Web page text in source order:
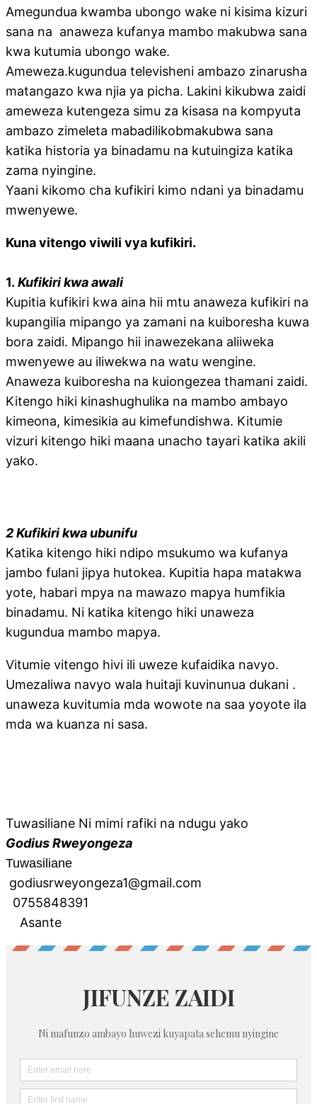
Amegundua kwamba ubongo wake ni kisima kizuri
sana na anaweza kufanya mambo makubwa sana
kwa kutumia ubongo wake.
Ameweza.kugundua televisheni ambazo zinarusha
matangazo kwa njia ya picha. Lakini kikubwa zaidi
ameweza kutengeza simu za kisasa na kompyuta
ambazo zimeleta mabadilikobmakubwa sana
katika historia ya binadamu na kutuingiza katika
zama nyingine.
Yaani kikomo cha kufikiri kimo ndani ya binadamu
mwenyewe.
Kuna vitengo viwili vya kufikiri.
1. Kufikiri kwa awali
Kupitia kufikiri kwa aina hii mtu anaweza kufikiri na
kupangilia mipango ya zamani na kuiboresha kuwa
bora zaidi. Mipango hii inawezekana aliiweka
mwenyewe au iliwekwa na watu wengine.
Anaweza kuiboresha na kuiongezea thamani zaidi.
Kitengo hiki kinashughulika na mambo ambayo
kimeona, kimesikia au kimefundishwa. Kitumie
vizuri kitengo hiki maana unacho tayari katika akili
yako.
2 Kufikiri kwa ubunifu
Katika kitengo hiki ndipo msukumo wa kufanya
jambo fulani jipya hutokea. Kupitia hapa matakwa
yote, habari mpya na mawazo mapya humfikia
binadamu. Ni katika kitengo hiki unaweza
kugundua mambo mapya.
Vitumie vitengo hivi ili uweze kufaidika navyo.
Umezaliwa navyo wala huitaji kuvinunua dukani .
unaweza kuvitumia mda wowote na saa yoyote ila
mda wa kuanza ni sasa.
Tuwasiliane Ni mimi rafiki na ndugu yako
Godius Rweyongeza
Tuwasiliane
godiusrweyongeza1@gmail.com
0755848391
Asante